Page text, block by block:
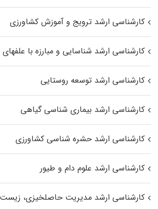
کارشناسی ارشد ترویج و آموزش کشاورزی
کارشناسی ارشد شناسایی و مبارزه با
کارشناسی ارشد توسعه روستایی
کارشناسی ارشد بیماری‌ شناسی گیاهی
کارشناسی ارشد حشره‌ شناسی کشاورزی
کارشناسی ارشد علوم دام و طیور
کارشناسی ارشد مدیریت حاصلخیزی، زیست